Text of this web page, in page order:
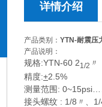
详情介绍
产品类别： YTN-耐震压
产品说明：
规格:YTN-60 21/2 〃
精度:+2.5%
测量范围:
接头螺纹 : 1/8〃、